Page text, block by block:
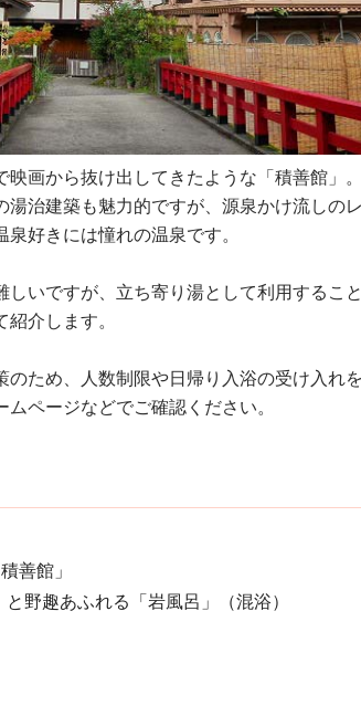
映画から抜け出してきたような「積善館」
湯治建築も魅力的ですが、源泉かけ流しの
好きには憧れの温泉です。
しいですが、立ち寄り湯として利用するこ
介します。
ため、人数制限や日帰り入浴の受け入れ
ページなどでご確認ください。
善館」
野趣あふれる「岩風呂」（混浴）